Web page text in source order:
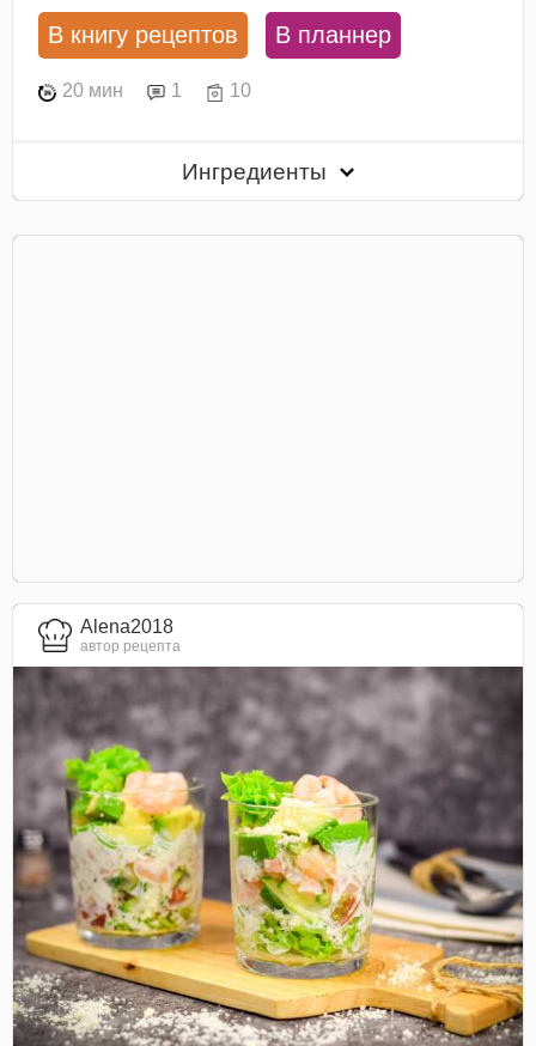
В книгу рецептов В планнер
20 мин 1 10
Ингредиенты
Alena2018
автор рецепта